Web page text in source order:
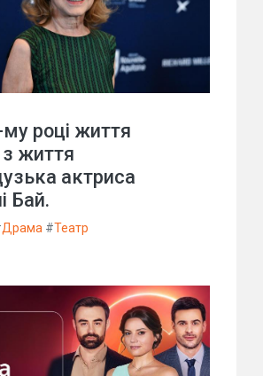
році життя
життя
актриса
Бай.
Драма #Театр